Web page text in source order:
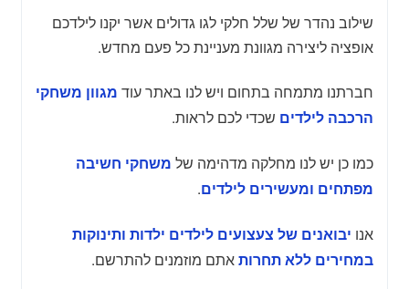
שילוב נהדר של שלל חלקי לגו גדולים אשר יקנו לילדכם
אופציה ליצירה מגוונת מעניינת כל פעם מחדש.
חברתנו מתמחה בתחום ויש לנו באתר עוד מגוון משחקי
הרכבה לילדים שכדי לכם לראות.
כמו כן יש לנו מחלקה מדהימה של משחקי חשיבה
מפתחים ומעשירים לילדים.
אנו יבואנים של צעצועים לילדים ילדות ותינוקות
במחירים ללא תחרותאתם מוזמנים להתרשם.